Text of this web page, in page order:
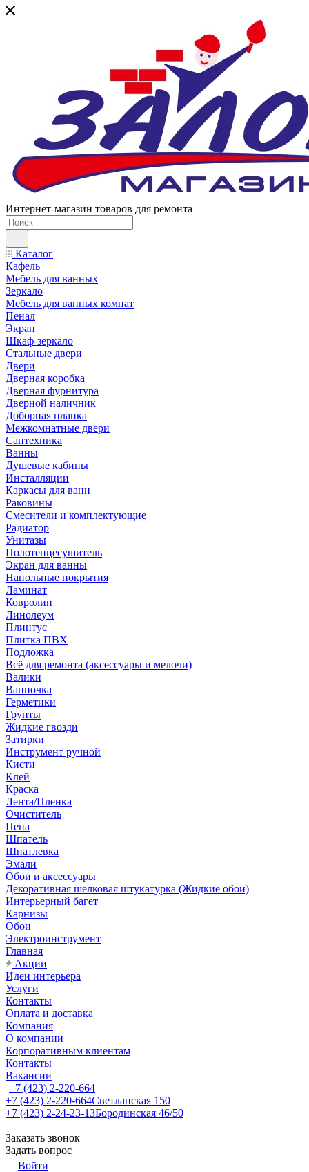
Интернет-магазин товаров для ремонта
Каталог
Кафель
Мебель для ванных
Зеркало
Мебель для ванных комнат
Пенал
Экран
Шкаф-зеркало
Стальные двери
Двери
Дверная коробка
Дверная фурнитура
Дверной наличник
Доборная планка
Межкомнатные двери
Сантехника
Ванны
Душевые кабины
Инсталляции
Каркасы для ванн
Раковины
Смесители и комплектующие
Радиатор
Унитазы
Полотенцесушитель
Экран для ванны
Напольные покрытия
Ламинат
Ковролин
Линолеум
Плинтус
Плитка ПВХ
Подложка
Всё для ремонта (аксессуары и мелочи)
Валики
Ванночка
Герметики
Грунты
Жидкие гвозди
Затирки
Инструмент ручной
Кисти
Клей
Краска
Лента/Пленка
Очиститель
Пена
Шпатель
Шпатлевка
Эмали
Обои и аксессуары
Декоративная шелковая штукатурка (Жидкие обои)
Интерьерный багет
Карнизы
Обои
Электроинструмент
Главная
Акции
Идеи интерьера
Услуги
Контакты
Оплата и доставка
Компания
О компании
Корпоративным клиентам
Контакты
Вакансии
+7 (423) 2-220-664
+7 (423) 2-220-664Светланская 150
+7 (423) 2-24-23-13Бородинская 46/50
Заказать звонок
Задать вопрос
Войти